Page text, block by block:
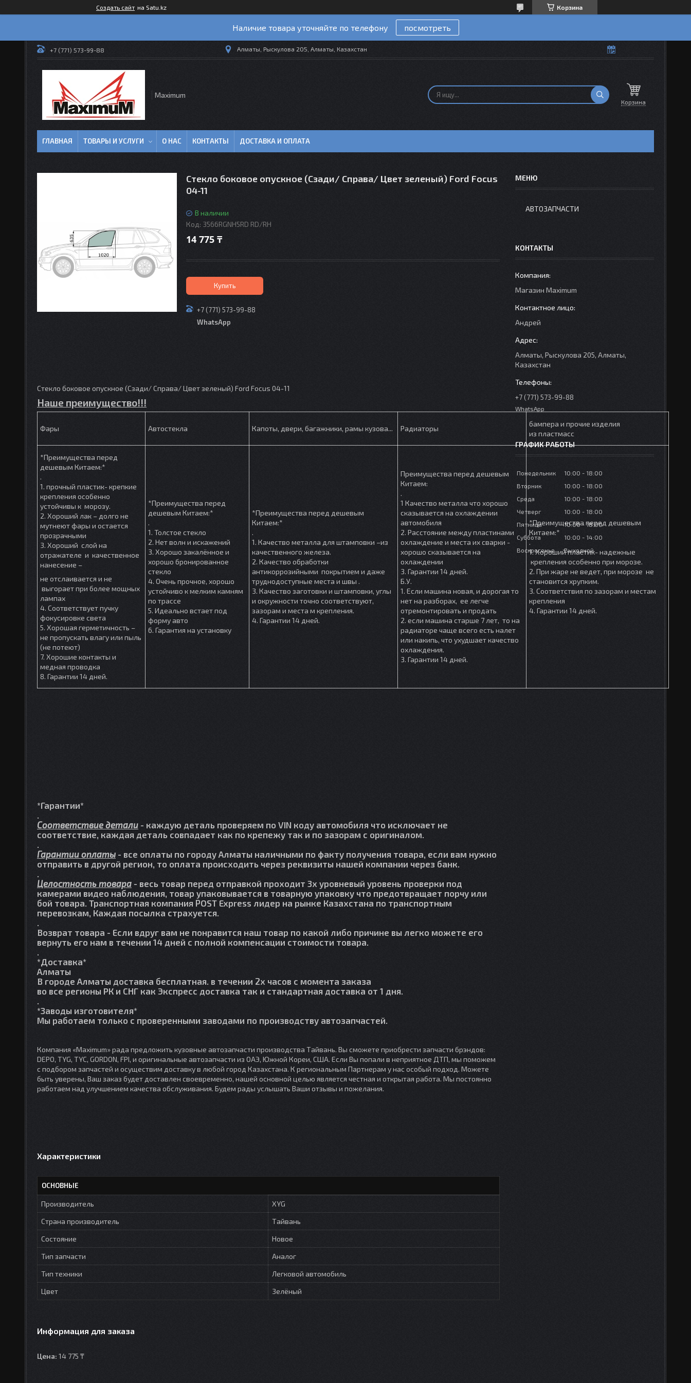
Создать сайт на Satu.kz Корзина
Наличие товара уточняйте по телефону посмотреть
+7 (771) 573-99-88 Алматы, Рыскулова 205, Алматы, Казахстан
Maximum
Корзина
ГЛАВНАЯ ТОВАРЫ И УСЛУГИ О НАС КОНТАКТЫ ДОСТАВКА И ОПЛАТА
Стекло боковое опускное (Сзади/ Справа/ Цвет зеленый) Ford Focus
04-11
В наличии
Код: 3566RGNH5RD RD/RH
14 775 ₸
Купить
+7 (771) 573-99-88
WhatsApp
Стекло боковое опускное (Сзади/ Справа/ Цвет зеленый) Ford Focus 04-11
Наше преимущество!!!
Фары Автостекла Капоты, двери, багажники, рамы кузова... Радиаторы
бампера и прочие изделия
из пластмасс
*Преимущества перед
дешевым Китаем:*
.
1. прочный пластик- крепкие
крепления особенно
устойчивы к морозу.
2. Хороший лак – долго не
мутнеют фары и остается
прозрачными
3. Хороший слой на
отражателе и качественное
нанесение –
не отслаивается и не
выгорает при более мощных
лампах
4. Соответствует пучку
фокусировке света
5. Хорошая герметичность –
не пропускать влагу или пыль
(не потеют)
7. Хорошие контакты и
медная проводка
8. Гарантии 14 дней.
*Преимущества перед
дешевым Китаем:*
.
1. Толстое стекло
2. Нет волн и искажений
3. Хорошо закалённое и
хорошо бронированное
стекло
4. Очень прочное, хорошо
устойчиво к мелким камням
по трассе
5. Идеально встает под
форму авто
6. Гарантия на установку
*Преимущества перед дешевым
Китаем:*
.
1. Качество металла для штамповки –из
качественного железа.
2. Качество обработки
антикоррозийными покрытием и даже
труднодоступные места и швы .
3. Качество заготовки и штамповки, углы
и окружности точно соответствуют,
зазорам и места м крепления.
4. Гарантии 14 дней.
Преимущества перед дешевым
Китаем:
.
1 Качество металла что хорошо
сказывается на охлаждении
автомобиля
2. Расстояние между пластинами
охлаждение и места их сварки -
хорошо сказывается на
охлаждении
3. Гарантии 14 дней.
Б.У.
1. Если машина новая, и дорогая то
нет на разборах, ее легче
отремонтировать и продать
2. если машина старше 7 лет, то на
радиаторе чаще всего есть налет
или накипь, что ухудшает качество
охлаждения.
3. Гарантии 14 дней.
*Преимущества перед дешевым
Китаем:*
.
1. Хороший пластик- надежные
крепления особенно при морозе.
2. При жаре не ведет, при морозе не
становится хрупким.
3. Соответствия по зазорам и местам
крепления
4. Гарантии 14 дней.
*Гарантии*
.
Соответствие детали - каждую деталь проверяем по VIN коду автомобиля что исключает не
соответствие, каждая деталь совпадает как по крепежу так и по зазорам с оригиналом.
.
Гарантии оплаты - все оплаты по городу Алматы наличными по факту получения товара, если вам нужно
отправить в другой регион, то оплата происходить через реквизиты нашей компании через банк.
.
Целостность товара - весь товар перед отправкой проходит 3х уровневый уровень проверки под
камерами видео наблюдения, товар упаковывается в товарную упаковку что предотвращает порчу или
бой товара. Транспортная компания POST Express лидер на рынке Казахстана по транспортным
перевозкам, Каждая посылка страхуется.
.
Возврат товара - Если вдруг вам не понравится наш товар по какой либо причине вы легко можете его
вернуть его нам в течении 14 дней с полной компенсации стоимости товара.
.
*Доставка*
Алматы
В городе Алматы доставка бесплатная. в течении 2х часов с момента заказа
во все регионы РК и СНГ как Экспресс доставка так и стандартная доставка от 1 дня.
.
*Заводы изготовителя*
Мы работаем только с проверенными заводами по производству автозапчастей.
Компания «Maximum» рада предложить кузовные автозапчасти производства Тайвань. Вы сможете приобрести запчасти брэндов:
DEPO, TYG, TYC, GORDON, FPI, и оригинальные автозапчасти из ОАЭ, Южной Кореи, США. Если Вы попали в неприятное ДТП, мы поможем
с подбором запчастей и осуществим доставку в любой город Казахстана. К региональным Партнерам у нас особый подход. Можете
быть уверены, Ваш заказ будет доставлен своевременно, нашей основной целью является честная и открытая работа. Мы постоянно
работаем над улучшением качества обслуживания. Будем рады услышать Ваши отзывы и пожелания.
Характеристики
ОСНОВНЫЕ
Производитель
XYG
Страна производитель
Тайвань
Состояние
Новое
Тип запчасти
Аналог
Тип техники
Легковой автомобиль
Цвет
Зелёный
Информация для заказа
Цена: 14 775 ₸
АВТОЗАПЧАСТИ
КОНТАКТЫ
Mагазин Maximum
Андрей
Алматы, Рыскулова 205, Алматы,
Казахстан
+7 (771) 573-99-88
WhatsApp
ГРАФИК РАБОТЫ
Понедельник 10:00
18:00
Вторник
10:00
18:00
Среда
10:00
18:00
Четверг
10:00
18:00
Пятница
10:00
18:00
Суббота
10:00
14:00
Воскресенье
Выходной